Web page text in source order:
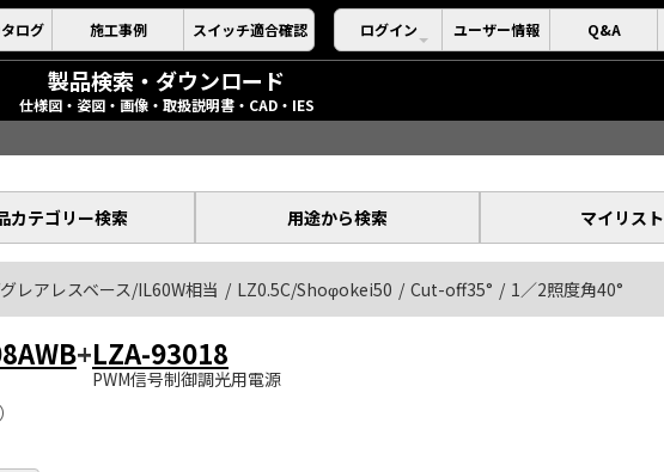
ログ 施工事例 スイッチ適合確認 ログイン ユーザー情報 Q&A
製品検索・ダウンロード
仕様図・姿図・画像・取扱説明書・CAD・IES
カテゴリー検索 用途から検索 マイリスト
レアレスベース/IL60W相当 LZ0.5C/Shoφokei50 Cut-off35° 1／2照度角40°
+LZA-93018
PWM信号制御調光用電源